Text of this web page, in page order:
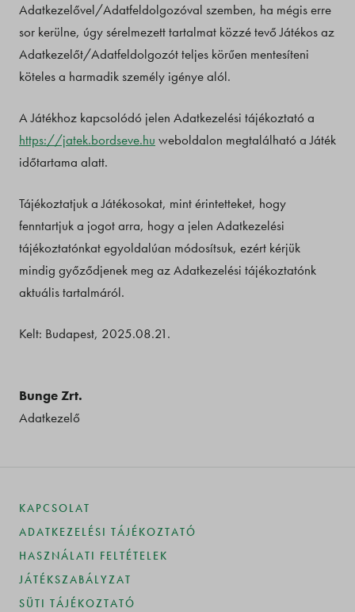
Adatkezelővel/Adatfeldolgozóval szemben, ha mégis erre
sor kerülne, úgy sérelmezett tartalmat közzé tevő Játékos az
Adatkezelőt/Adatfeldolgozót teljes körűen mentesíteni
köteles a harmadik személy igénye alól.
A Játékhoz kapcsolódó jelen Adatkezelési tájékoztató a
https://jatek.bordseve.hu weboldalon megtalálható a Játék
időtartama alatt.
Tájékoztatjuk a Játékosokat, mint érintetteket, hogy
fenntartjuk a jogot arra, hogy a jelen Adatkezelési
tájékoztatónkat egyoldalúan módosítsuk, ezért kérjük
mindig győződjenek meg az Adatkezelési tájékoztatónk
aktuális tartalmáról.
Kelt: Budapest, 2025.08.21.
Bunge Zrt.
Adatkezelő
KAPCSOLAT
ADATKEZELÉSI TÁJÉKOZTATÓ
HASZNÁLATI FELTÉTELEK
JÁTÉKSZABÁLYZAT
SÜTI TÁJÉKOZTATÓ